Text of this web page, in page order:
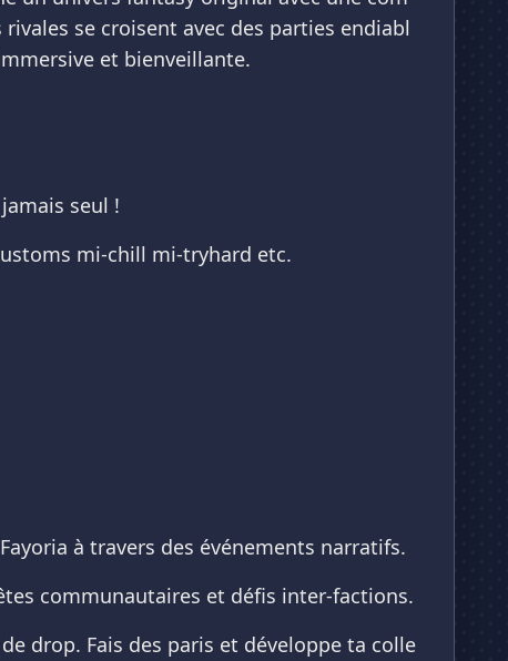
se croisent avec des parties endiabl
et bienveillante.
seul !
mi-chill mi-tryhard etc.
à travers des événements narratifs.
communautaires et défis inter-factions.
drop. Fais des paris et développe ta colle